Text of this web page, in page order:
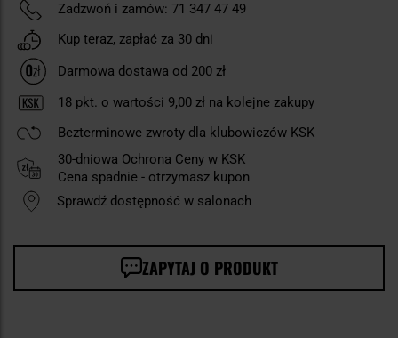
Zadzwoń i zamów: 71 347 47 49
Kup teraz, zapłać za 30 dni
Darmowa dostawa od 200 zł
18 pkt. o wartości 9,00 zł na kolejne zakupy
Bezterminowe zwroty dla klubowiczów KSK
30-dniowa Ochrona Ceny w KSK
Cena spadnie - otrzymasz kupon
Sprawdź dostępność w salonach
ZAPYTAJ O PRODUKT